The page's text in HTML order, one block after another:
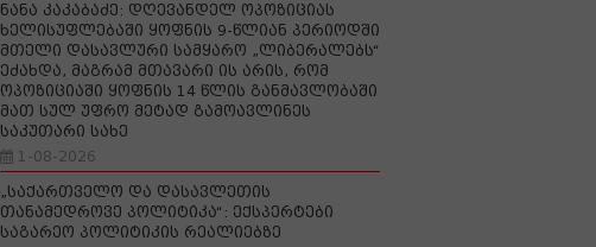
ნანა კაკაბაძე: დღევანდელ ოპოზიციას
ხელისუფლებაში ყოფნის 9-წლიან პერიოდში
მთელი დასავლური სამყარო „ლიბერალებს“
ეძახდა, მაგრამ მთავარი ის არის, რომ
ოპოზიციაში ყოფნის 14 წლის განმავლობაში
მათ სულ უფრო მეტად გამოავლინეს
საკუთარი სახე
1-08-2026
„საქართველო და დასავლეთის
თანამედროვე პოლიტიკა“: ექსპერტები
საგარეო პოლიტიკის რეალიებზე